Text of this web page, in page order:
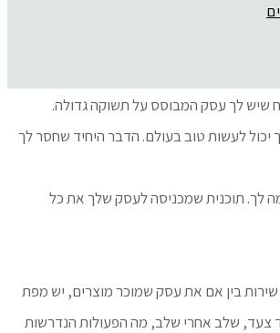
שיש לך עסק המבוסס על תשוקה גדולה.
לעשות טוב בעולם. הדבר היחיד שחסר לך
לך. תוכנית שמכניסה לעסק שלך את כל
בין אם את עסק שמוכר מוצרים, יש מפת
צעד, שלב אחרי שלב, מה הפעולות הנדרשות